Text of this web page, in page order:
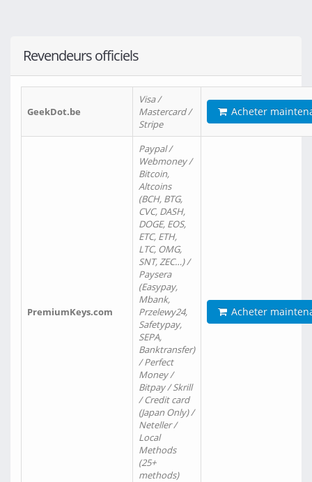
Revendeurs officiels
GeekDot.be
Visa /
Mastercard /
Stripe
Acheter
PremiumKeys.com
Paypal /
Webmoney /
Bitcoin,
Altcoins
(BCH, BTG,
CVC, DASH,
DOGE, EOS,
ETC, ETH,
LTC, OMG,
SNT, ZEC…) /
Paysera
(Easypay,
Mbank,
Przelewy24,
Safetypay,
SEPA,
Banktransfer)
/ Perfect
Money /
Bitpay / Skrill
/ Credit card
(Japan Only) /
Neteller /
Local
Methods
(25+
methods)
Acheter